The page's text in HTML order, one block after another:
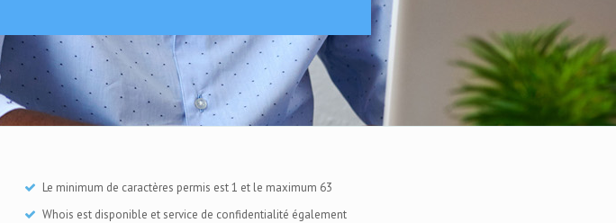
Le minimum de caractères permis est 1 et le maximum 63
Whois est disponible et service de confidentialité également